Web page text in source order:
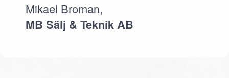
Mikael Broman,
MB Sälj & Teknik AB